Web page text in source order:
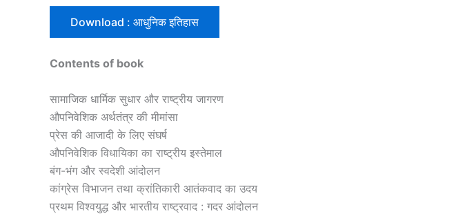
Download : आधुनिक इतिहास
Contents of book
सामाजिक धार्मिक सुधार और राष्ट्रीय जागरण
औपनिवेशिक अर्थतंत्र की मीमांसा
प्रेस की आजादी के लिए संघर्ष
औपनिवेशिक विधायिका का राष्ट्रीय इस्तेमाल
बंग-भंग और स्वदेशी आंदोलन
कांग्रेस विभाजन तथा क्रांतिकारी आतंकवाद का उदय
प्रथम विश्वयुद्ध और भारतीय राष्ट्रवाद : गदर आंदोलन